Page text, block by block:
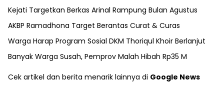
Kejati Targetkan Berkas Arinal Rampung Bulan Agustus
AKBP Ramadhona Target Berantas Curat & Curas
Warga Harap Program Sosial DKM Thoriqul Khoir Berlanjut
Banyak Warga Susah, Pemprov Malah Hibah Rp35 M
Cek artikel dan berita menarik lainnya di Google News